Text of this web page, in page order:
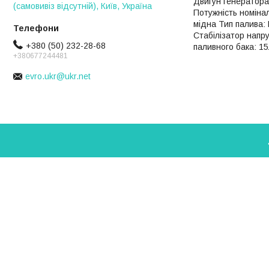
Потужність
мідна Тип палива:
Стабілізатор
паливного бака:
(самовивіз відсутній), Київ, Україна
+380 (50) 232-28-68
+380677244481
evro.ukr@ukr.net